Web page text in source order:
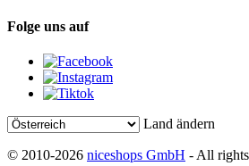
Folge uns auf
Land ändern
© 2010-2026 niceshops GmbH - All